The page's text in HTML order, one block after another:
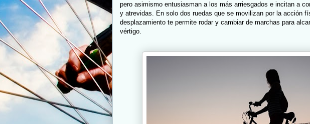
pero asimismo entusiasman a los más arriesgados e incitan a
y atrevidas. En solo dos ruedas que se movilizan por la acción
desplazamiento te permite rodar y cambiar de marchas para
vértigo.